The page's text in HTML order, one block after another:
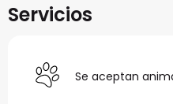
Servicios
Se aceptan